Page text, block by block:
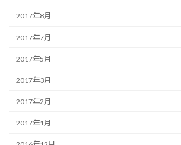
2017年8月
2017年7月
2017年5月
2017年3月
2017年2月
2017年1月